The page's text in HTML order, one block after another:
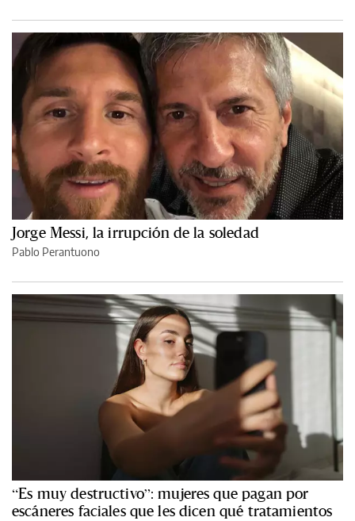
Jorge Messi, la irrupción de la soledad
Pablo Perantuono
“Es muy destructivo”: mujeres que pagan por
escáneres faciales que les dicen qué tratamientos